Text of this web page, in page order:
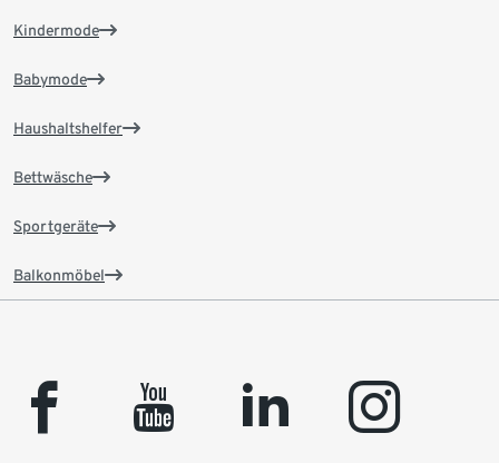
Kindermode
Babymode
Haushaltshelfer
Bettwäsche
Sportgeräte
Balkonmöbel
facebook youtube linkedin instagram